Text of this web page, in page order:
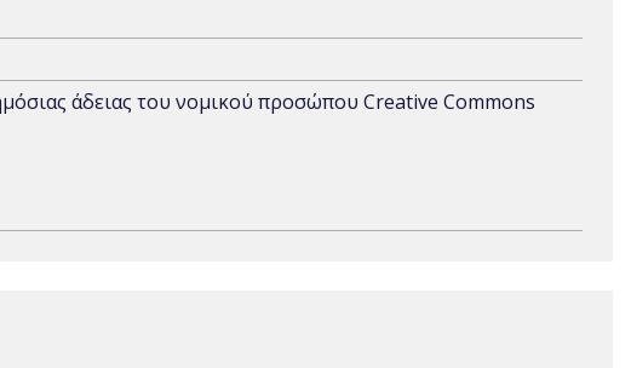
άδειας του νομικού προσώπου Creative Commons